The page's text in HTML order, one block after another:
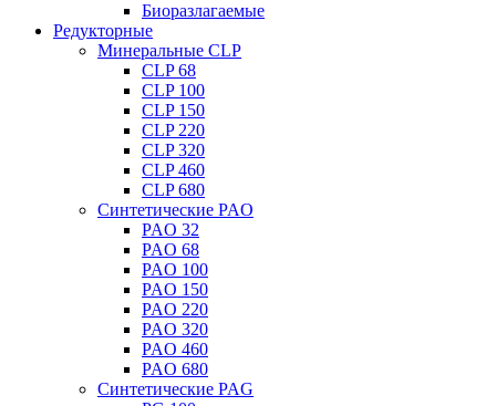
Биоразлагаемые
Редукторные
Минеральные CLP
CLP 68
CLP 100
CLP 150
CLP 220
CLP 320
CLP 460
CLP 680
Синтетические PAO
PAO 32
PAO 68
PAO 100
PAO 150
PAO 220
PAO 320
PAO 460
PAO 680
Синтетические PAG